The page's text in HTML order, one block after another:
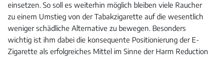
einsetzen. So soll es weiterhin möglich bleiben viele Raucher
zu einem Umstieg von der Tabakzigarette auf die wesentlich
weniger schädliche Alternative zu bewegen. Besonders
wichtig ist ihm dabei die konsequente Positionierung der E-
Zigarette als erfolgreiches Mittel im Sinne der Harm Reduction